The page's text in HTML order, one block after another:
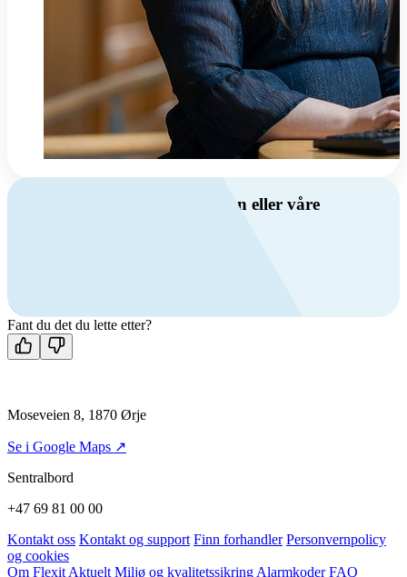
Har du spørsmål om ventilasjon eller våre
Kontakt oss
Fant du det du lette etter?
Moseveien 8, 1870 Ørje
Se i Google Maps ↗
Sentralbord
+47 69 81 00 00
Kontakt oss Kontakt og support Finn forhandler Personvernpolicy
og cookies
Om Flexit Aktuelt Miljø og kvalitetssikring Alarmkoder FAQ